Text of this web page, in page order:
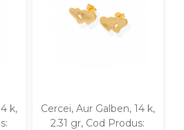
k,
Cercei, Aur Galben, 14 k,
2.31 gr, Cod Produs: